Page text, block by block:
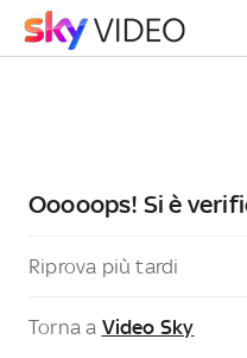
Ooooops! Si è
Riprova più tardi
Torna a Video Sky